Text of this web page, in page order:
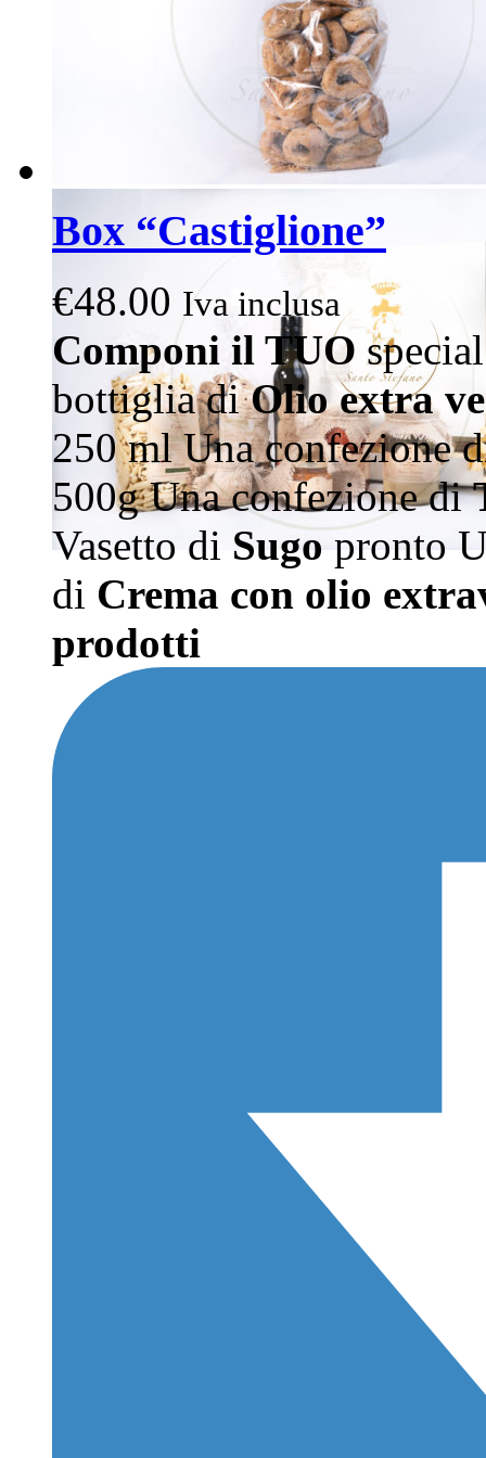
product
page
Box “Castiglione”
€48.00 Iva inclusa
Componi il TUO
bottiglia diOlio extra
250 ml Una confezione
500g Una confezione di
Vasetto di Sugopronto
di Crema con olio
prodotti